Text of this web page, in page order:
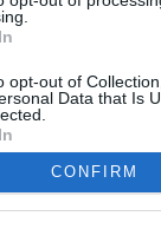
opt-out of
Data that Is
CONFIRM
de Ayuso de las
no logró venderlo
una oportunidad":
la peor crisis
con Meloni y entra